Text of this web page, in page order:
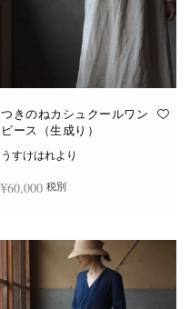
つきのねカシュクールワン
ピース（生成り）
うすけはれより
¥60,000 税別